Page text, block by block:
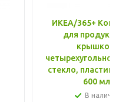
ИКЕА/365+
для
крышкой,
стекло, пластик
600 мл
В